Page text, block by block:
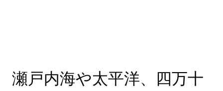
瀬戸内海や太平洋、四万十